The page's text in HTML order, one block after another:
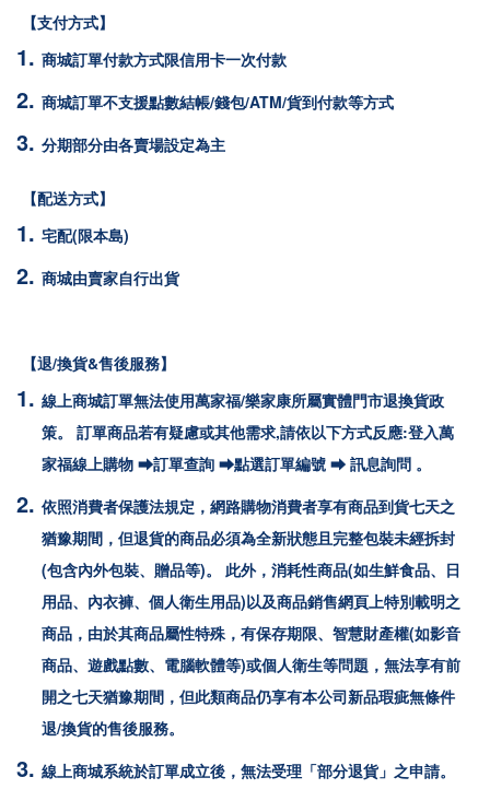
【支付方式】
商城訂單付款方式限信用卡一次付款
商城訂單不支援點數結帳/錢包/ATM/貨到付款等方式
分期部分由各賣場設定為主
【配送方式】
宅配(限本島)
商城由賣家自行出貨
【退/換貨&售後服務】
線上商城訂單無法使用萬家福/樂家康所屬實體門市退換貨政
策。 訂單商品若有疑慮或其他需求,請依以下方式反應:登入萬
家福線上購物 ⮕訂單查詢 ⮕點選訂單編號 ⮕ 訊息詢問 。
依照消費者保護法規定，網路購物消費者享有商品到貨七天之
猶豫期間，但退貨的商品必須為全新狀態且完整包裝未經拆封
(包含內外包裝、贈品等)。 此外，消耗性商品(如生鮮食品、日
用品、內衣褲、個人衛生用品)以及商品銷售網頁上特別載明之
商品，由於其商品屬性特殊，有保存期限、智慧財產權(如影音
商品、遊戲點數、電腦軟體等)或個人衛生等問題，無法享有前
開之七天猶豫期間，但此類商品仍享有本公司新品瑕疵無條件
退/換貨的售後服務。
線上商城系統於訂單成立後，無法受理「部分退貨」之申請。